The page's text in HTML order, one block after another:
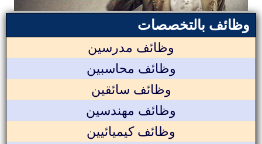
وظائف بالتخصصات
وظائف مدرسين
وظائف محاسبين
وظائف سائقين
وظائف مهندسين
وظائف كيميائيين